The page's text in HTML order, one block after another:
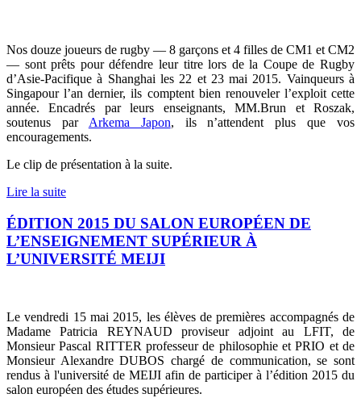
Nos douze joueurs de rugby — 8 garçons et 4 filles de CM1 et CM2
— sont prêts pour défendre leur titre lors de la Coupe de Rugby
d’Asie-Pacifique à Shanghai les 22 et 23 mai 2015. Vainqueurs à
Singapour l’an dernier, ils comptent bien renouveler l’exploit cette
année. Encadrés par leurs enseignants, MM.Brun et Roszak,
soutenus par Arkema Japon, ils n’attendent plus que vos
encouragements.
Le clip de présentation à la suite.
Lire la suite
ÉDITION 2015 DU SALON EUROPÉEN DE
L’ENSEIGNEMENT SUPÉRIEUR À
L’UNIVERSITÉ MEIJI
Le vendredi 15 mai 2015, les élèves de premières accompagnés de
Madame Patricia REYNAUD proviseur adjoint au LFIT, de
Monsieur Pascal RITTER professeur de philosophie et PRIO et de
Monsieur Alexandre DUBOS chargé de communication, se sont
rendus à l'université de MEIJI afin de participer à l’édition 2015 du
salon européen des études supérieures.